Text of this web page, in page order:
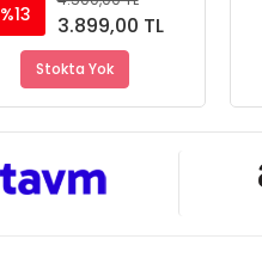
%13
3.899,00 TL
Stokta Yok